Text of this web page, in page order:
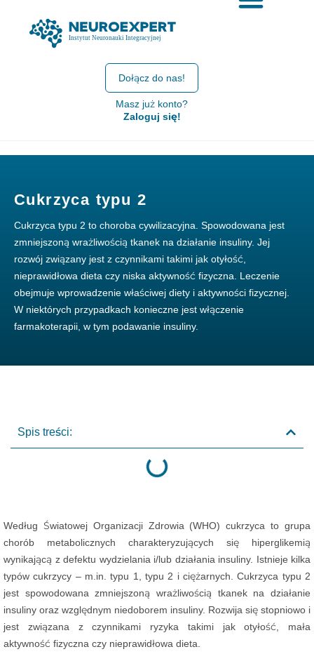
Dołącz do nas!
Masz już konto?
Zaloguj się!
Cukrzyca typu 2
Cukrzyca typu 2 to choroba cywilizacyjna. Spowodowana jest
zmniejszoną wrażliwością tkanek na działanie insuliny. Jej
rozwój związany jest z czynnikami takimi jak otyłość,
nieprawidłowa dieta czy niska aktywność fizyczna. Leczenie
obejmuje wprowadzenie właściwej diety i aktywności fizycznej.
W niektórych przypadkach konieczne jest włączenie
farmakoterapii, w tym podawanie insuliny.
Spis treści:
Według Światowej Organizacji Zdrowia (WHO) cukrzyca to grupa
chorób metabolicznych charakteryzujących się hiperglikemią
wynikającą z defektu wydzielania i/lub działania insuliny. Istnieje kilka
typów cukrzycy – m.in. typu 1, typu 2 i ciężarnych. Cukrzyca typu 2
jest spowodowana zmniejszoną wrażliwością tkanek na działanie
insuliny oraz względnym niedoborem insuliny. Rozwija się stopniowo i
jest związana z czynnikami ryzyka takimi jak otyłość, mała
aktywność fizyczna czy nieprawidłowa dieta.